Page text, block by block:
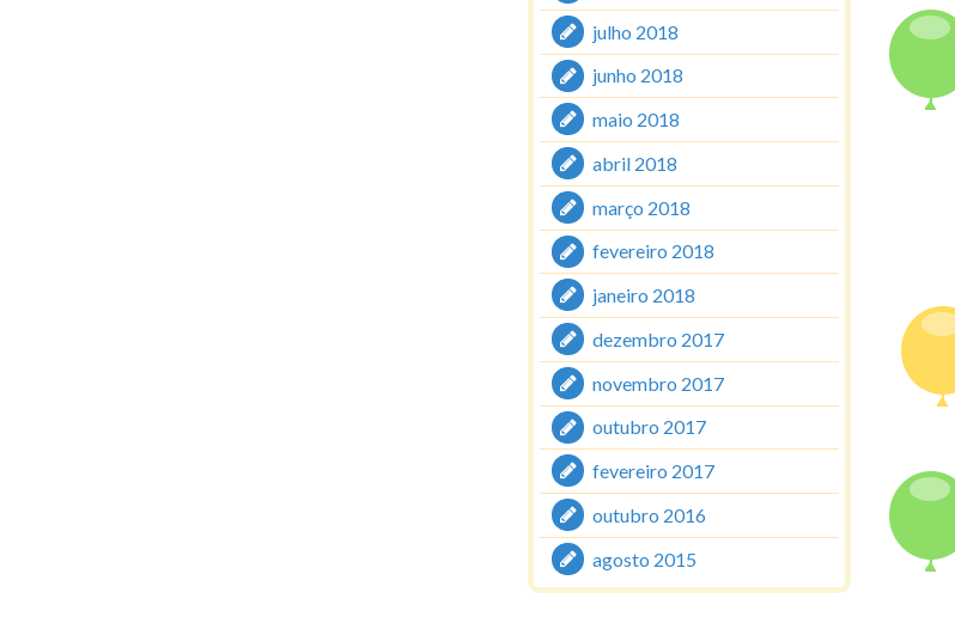
julho 2018
junho 2018
maio 2018
abril 2018
março 2018
fevereiro 2018
janeiro 2018
dezembro 2017
novembro 2017
outubro 2017
fevereiro 2017
outubro 2016
agosto 2015